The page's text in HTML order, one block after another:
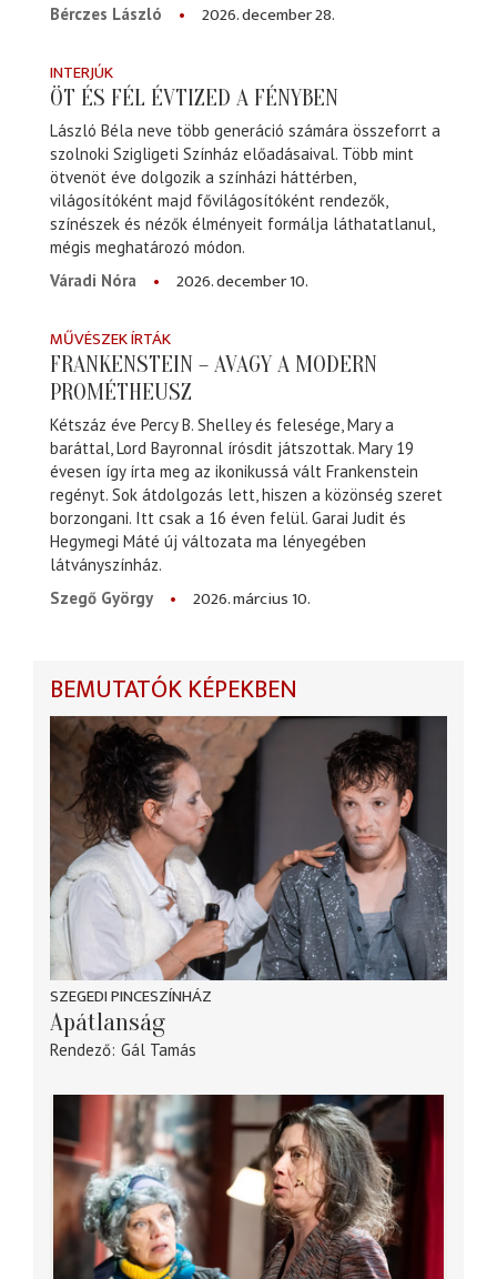
Bérczes László 2026. december 28.
INTERJÚK
ÖT ÉS FÉL ÉVTIZED A FÉNYBEN
László Béla neve több generáció számára összeforrt a
szolnoki Szigligeti Színház előadásaival. Több mint
ötvenöt éve dolgozik a színházi háttérben,
világosítóként majd fővilágosítóként rendezők,
színészek és nézők élményeit formálja láthatatlanul,
mégis meghatározó módon.
Váradi Nóra
2026. december 10.
MŰVÉSZEK ÍRTÁK
FRANKENSTEIN – AVAGY A MODERN
PROMÉTHEUSZ
Kétszáz éve Percy B. Shelley és felesége, Mary a
baráttal, Lord Bayronnal írósdit játszottak. Mary 19
évesen így írta meg az ikonikussá vált Frankenstein
regényt. Sok átdolgozás lett, hiszen a közönség szeret
borzongani. Itt csak a 16 éven felül. Garai Judit és
Hegymegi Máté új változata ma lényegében
látványszínház.
Szegő György
2026. március 10.
BEMUTATÓK KÉPEKBEN
SZEGEDI PINCESZÍNHÁZ
Apátlanság
Rendező Gál Tamás